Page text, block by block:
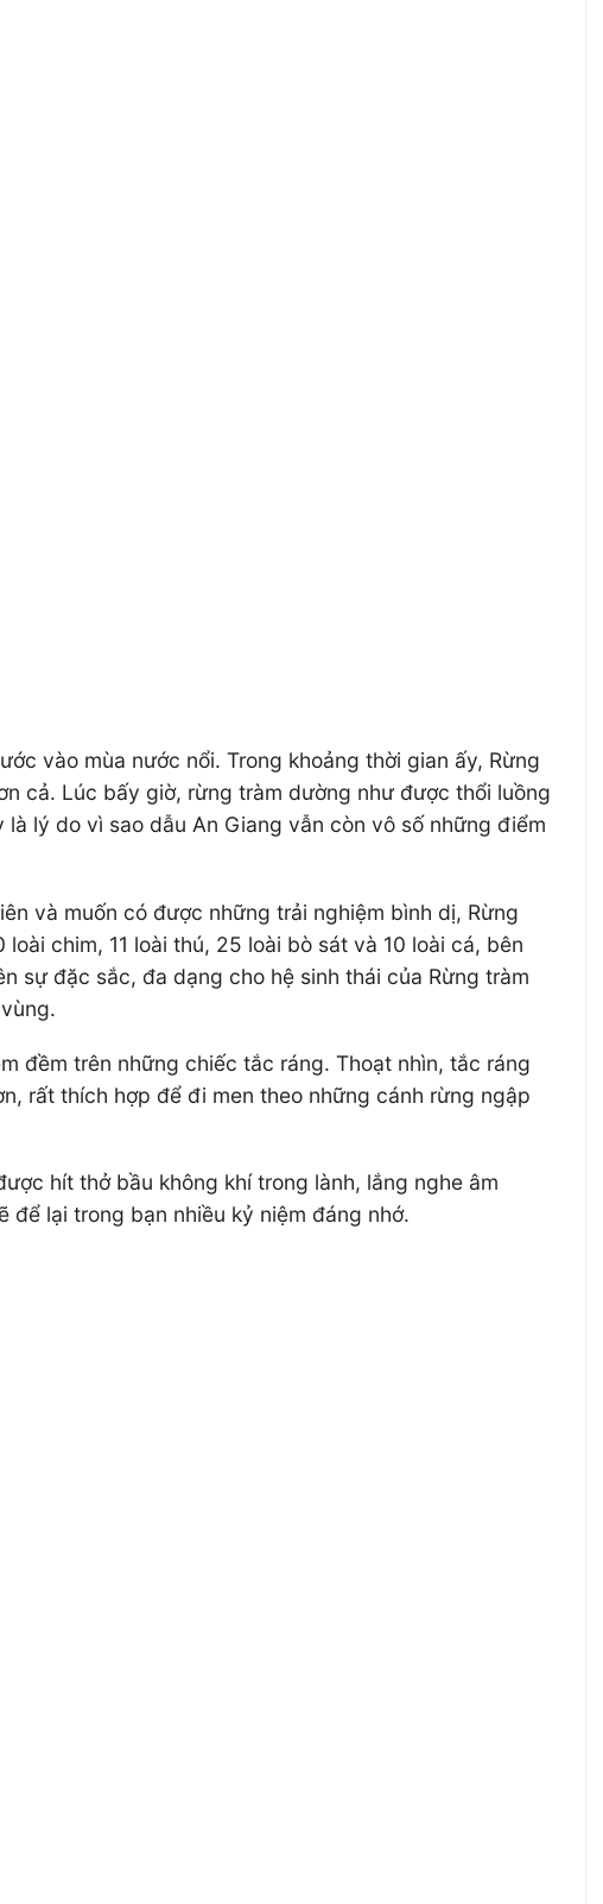
vào mùa nước nổi. Trong khoảng thời gian ấy, Rừng
cả. Lúc bấy giờ, rừng tràm dường như được thổi luồng
lý do vì sao dẫu An Giang vẫn còn vô số những điểm
và muốn có được những trải nghiệm bình dị, Rừng
chim, 11 loài thú, 25 loài bò sát và 10 loài cá, bên
sự đặc sắc, đa dạng cho hệ sinh thái của Rừng tràm
đềm trên những chiếc tắc ráng. Thoạt nhìn, tắc ráng
rất thích hợp để đi men theo những cánh rừng ngập
hít thở bầu không khí trong lành, lắng nghe âm
lại trong bạn nhiều kỷ niệm đáng nhớ.